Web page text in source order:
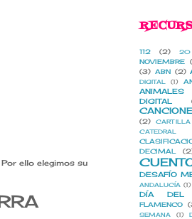
ello elegimos su
112 (2) 20
NOVIEMBRE
(3) ABN (2)
DIGITAL
(1)
ANIMALES
DIGITAL
(2)
CARTILLA
DECIMAL
DESAFÍO
ANDALUCÍA (1)
DÍA DEL
FLAMENCO
SEMANA
(1)